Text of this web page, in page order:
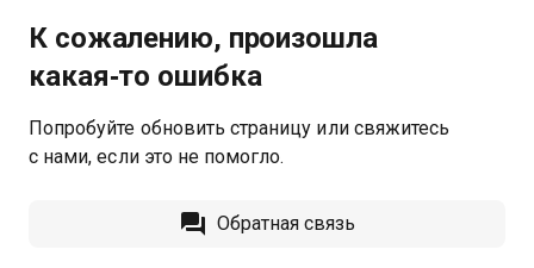
К сожалению, произошла
какая‑то ошибка
Попробуйте обновить страницу или свяжитесь
с нами, если это не помогло.
Обратная связь